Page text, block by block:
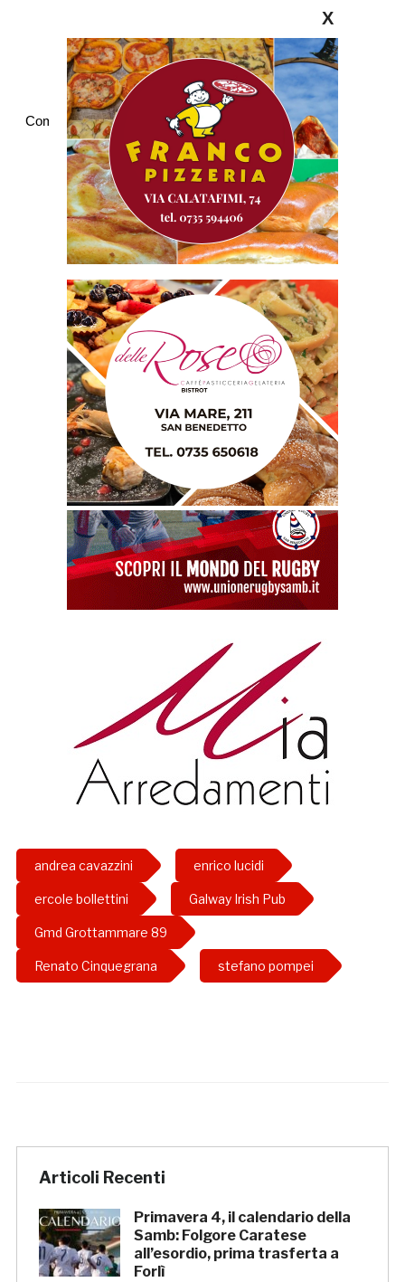
Commenti
andrea cavazzini enrico lucidi
ercole bollettini Galway Irish Pub
Gmd Grottammare 89
Renato Cinquegrana stefano pompei
Articoli Recenti
Primavera 4, il calendario della
Samb: Folgore Caratese
all’esordio, prima trasferta a
Forlì
X